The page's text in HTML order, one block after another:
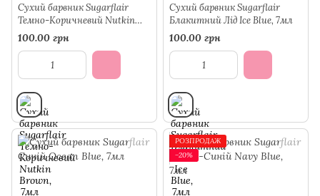
Сухий барвник Sugarflair
Темно-Коричневий Nutkin
Brown, 7мл
100.00 грн
Сухий барвник Sugarflair
Блакитний Лід Ice Blue, 7мл
100.00 грн
РОЗПРОДАЖ
−20%